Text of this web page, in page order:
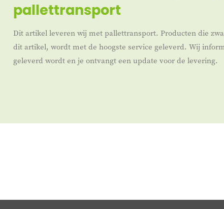
pallettransport
Dit artikel leveren wij met pallettransport. Producten die
dit artikel, wordt met de hoogste service geleverd. Wij
geleverd wordt en je ontvangt een update voor de levering.